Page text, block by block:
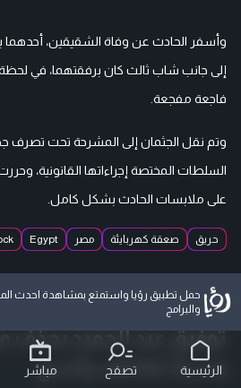
وأسفر الحادث عن وفاة الشقيقين، أحدهما
إلى جانب شاب ثالث كان برفقتهما، في
فاجعة مفجعة.
وتم نقل الجثمان إلى المشرحة تحت تصرف
السلطات المختصة إجراءاتها القانونية،
على ملابسات الحادث بشكل كامل.
حريق صعقة كهربايئة مصر Egypt
توفيق عبد الحميد يحذف
وسط تعاطف واسع
حمل تطبيق رؤيا واستمتع بمشاهدة احدث
والبرامج
الرئيسية تصفح مباشر